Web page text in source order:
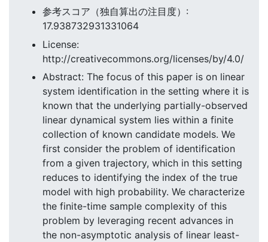
参考スコア（独自算出の注目度）:
17.938732931331064
License:
http://creativecommons.org/licenses/by/4.0/
Abstract: The focus of this paper is on linear
system identification in the setting where it is
known that the underlying partially-observed
linear dynamical system lies within a finite
collection of known candidate models. We
first consider the problem of identification
from a given trajectory, which in this setting
reduces to identifying the index of the true
model with high probability. We characterize
the finite-time sample complexity of this
problem by leveraging recent advances in
the non-asymptotic analysis of linear least-